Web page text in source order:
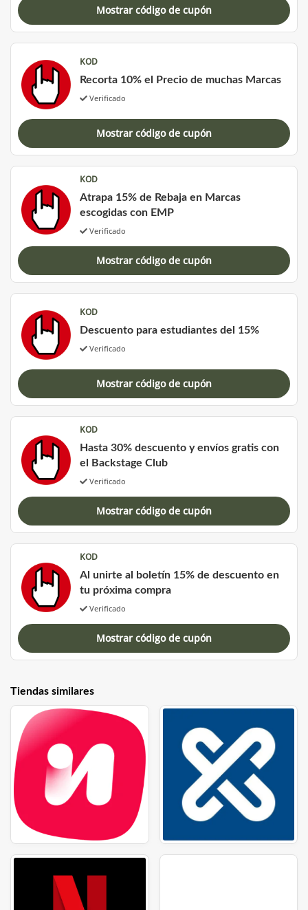
Mostrar código de cupón
KOD
Recorta 10% el Precio de muchas Marcas
Verificado
Mostrar código de cupón
KOD
Atrapa 15% de Rebaja en Marcas
escogidas con EMP
Verificado
Mostrar código de cupón
KOD
Descuento para estudiantes del 15%
Verificado
Mostrar código de cupón
KOD
Hasta 30% descuento y envíos gratis con
el Backstage Club
Verificado
Mostrar código de cupón
KOD
Al unirte al boletín 15% de descuento en
tu próxima compra
Verificado
Mostrar código de cupón
Tiendas similares